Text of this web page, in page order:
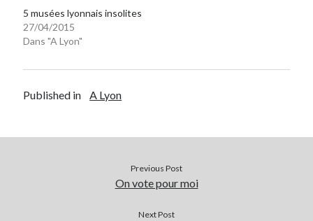
5 musées lyonnais insolites
27/04/2015
Dans "A Lyon"
Published in A Lyon
Previous Post
On vote pour moi
Next Post